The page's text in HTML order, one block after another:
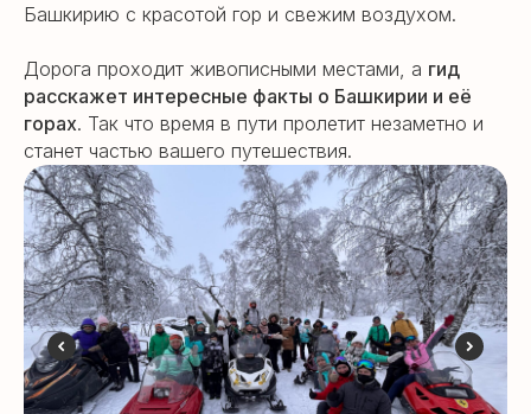
Башкирию с красотой гор и свежим воздухом.
Дорога проходит живописными местами, а гид
расскажет интересные факты о Башкирии и её
горах. Так что время в пути пролетит незаметно и
станет частью вашего путешествия.